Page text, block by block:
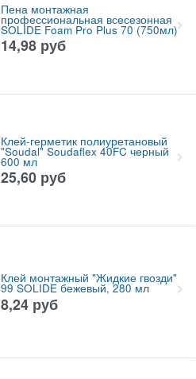
Пена монтажная
профессиональная всесезонная
SOLIDE Foam Pro Plus 70 (750мл)
14,98 руб
Клей-герметик полиуретановый
"Soudal" Soudaflex 40FC черный
600 мл
25,60 руб
Клей монтажный "Жидкие гвозди"
99 SOLIDE бежевый, 280 мл
8,24 руб